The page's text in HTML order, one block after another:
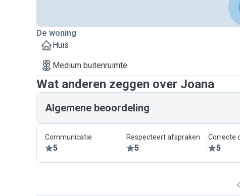
De woning
Huis
Medium buitenruimte
Wat anderen zeggen over Joana
Algemene beoordeling
Communicatie
5
Respecteert afspraken
5
Correcte
5